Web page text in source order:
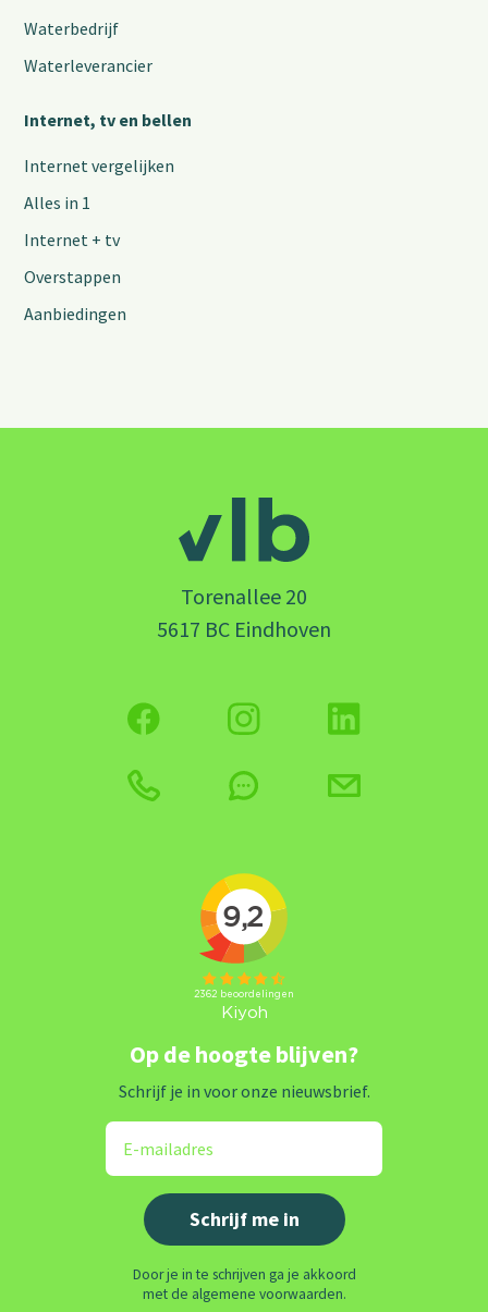
Waterbedrijf
Waterleverancier
Internet, tv en bellen
Internet vergelijken
Alles in 1
Internet + tv
Overstappen
Aanbiedingen
Torenallee 20
5617 BC Eindhoven
Op de hoogte blijven?
Schrijf je in voor onze nieuwsbrief.
Door je in te schrijven ga je akkoord
met de algemene voorwaarden.